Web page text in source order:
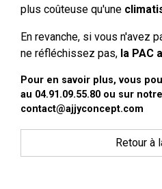
plus coûteuse qu'une
En revanche, si vous n'avez
ne réfléchissez pas, la PAC
Pour en savoir plus, vous
au 04.91.09.55.80 ou sur
contact@ajjyconcept.com
Retour à